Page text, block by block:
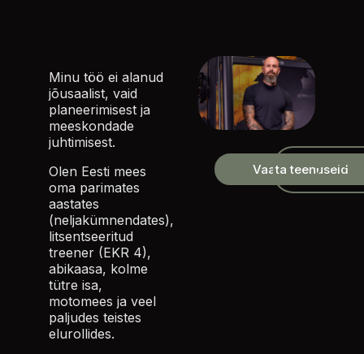
Minu töö ei alanud
jõusaalist, vaid
planeerimisest ja
meeskondade
juhtimisest.
Olen Eesti mees
oma parimates
aastates
(neljakümnendates),
litsentseeritud
treener (EKR 4),
abikaasa, kolme
tütre isa,
motomees ja veel
paljudes teistes
elurollides.
Vaata teenuseid